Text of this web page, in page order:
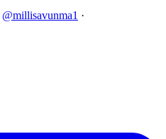
@millisavunma1 ·